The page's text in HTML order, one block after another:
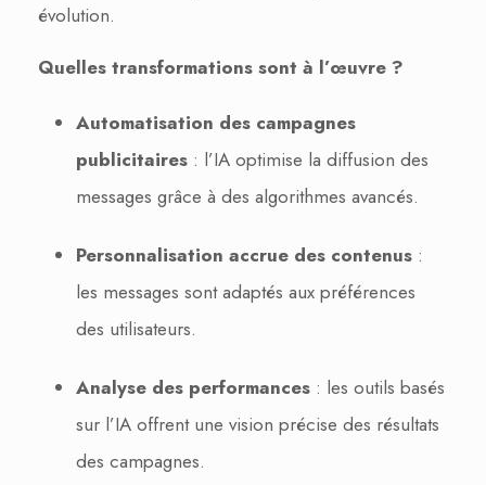
évolution.
Quelles transformations sont à l’œuvre ?
Automatisation des campagnes
publicitaires : l’IA optimise la diffusion des
messages grâce à des algorithmes avancés.
Personnalisation accrue des contenus :
les messages sont adaptés aux préférences
des utilisateurs.
Analyse des performances : les outils basés
sur l’IA offrent une vision précise des résultats
des campagnes.